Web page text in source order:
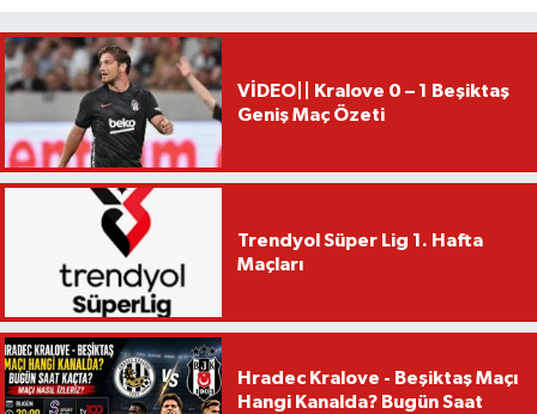
VİDEO|| Kralove 0 – 1 Beşiktaş
Geniş Maç Özeti
Trendyol Süper Lig 1. Hafta
Maçları
Hradec Kralove - Beşiktaş Maçı
Hangi Kanalda? Bugün Saat